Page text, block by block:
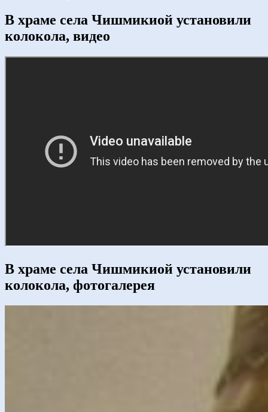
В храме села Чишмикиой установили
колокола, видео
В храме села Чишмикиой установили
колокола, фотогалерея